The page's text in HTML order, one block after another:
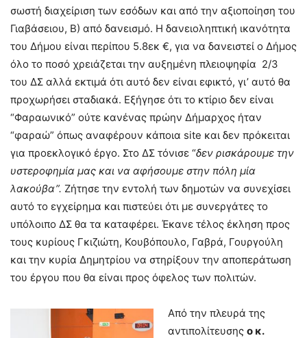
σωστή διαχείριση των εσόδων και από την αξιοποίηση του
Γιαβάσειου, Β) από δανεισμό. Η δανειοληπτική ικανότητα
του Δήμου είναι περίπου 5.8εκ €, για να δανειστεί ο Δήμος
όλο το ποσό χρειάζεται την αυξημένη πλειοψηφία 2/3
του ΔΣ αλλά εκτιμά ότι αυτό δεν είναι εφικτό, γι’ αυτό θα
προχωρήσει σταδιακά. Εξήγησε ότι το κτίριο δεν είναι
“Φαραωνικό” ούτε κανένας πρώην Δήμαρχος ήταν
“φαραώ” όπως αναφέρουν κάποια site και δεν πρόκειται
για προεκλογικό έργο. Στο ΔΣ τόνισε “δεν ρισκάρουμε την
υστεροφημία μας και να αφήσουμε στην πόλη μία
λακούβα”. Ζήτησε την εντολή των δημοτών να συνεχίσει
αυτό το εγχείρημα και πιστεύει ότι με συνεργάτες το
υπόλοιπο ΔΣ θα τα καταφέρει. Έκανε τέλος έκληση προς
τους κυρίους Γκιζιώτη, Κουβόπουλο, Γαβρά, Γουργούλη
και την κυρία Δημητρίου να στηρίξουν την αποπεράτωση
του έργου που θα είναι προς όφελος των πολιτών.
Από την πλευρά της
αντιπολίτευσης ο κ.